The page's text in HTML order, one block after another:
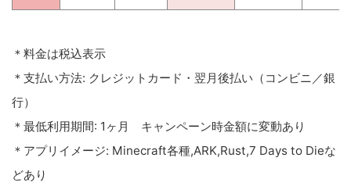
＊料金は税込表示
＊支払い方法: クレジットカード・翌月後払い（コンビニ／銀
行）
＊最低利用期間: 1ヶ月 キャンペーン時金額に変動あり
＊アプリイメージ: Minecraft各種,ARK,Rust,7 Days to Dieな
どあり